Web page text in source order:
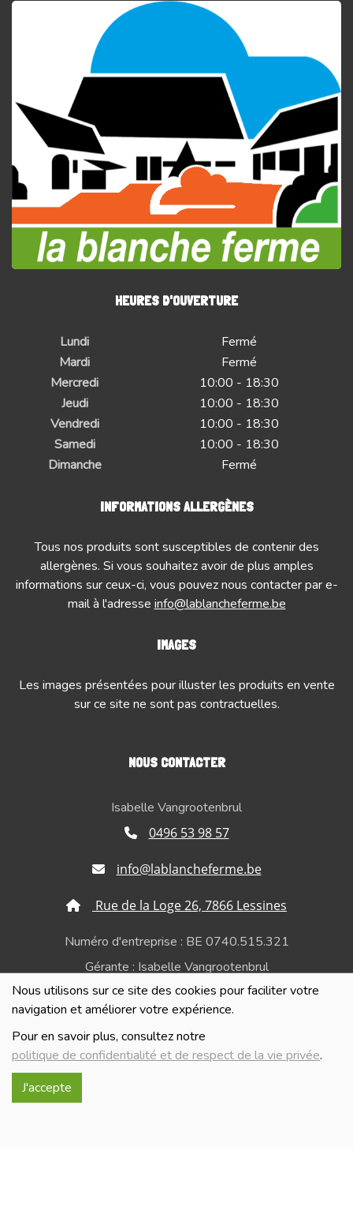
Nous utilisons sur ce site des cookies pour faciliter votre
navigation et améliorer votre expérience.
Pour en savoir plus, consultez notre
politique de confidentialité et de respect de la vie privée.
J'accepte
HEURES D'OUVERTURE
Lundi
Fermé
Mardi
Fermé
Mercredi
10:00 - 18:30
Jeudi
10:00 - 18:30
Vendredi
10:00 - 18:30
Samedi
10:00 - 18:30
Dimanche
Fermé
INFORMATIONS ALLERGÈNES
Tous nos produits sont susceptibles de contenir des
allergènes. Si vous souhaitez avoir de plus amples
informations sur ceux-ci, vous pouvez nous contacter par e-
mail à l'adresse info@lablancheferme.be
IMAGES
Les images présentées pour illuster les produits en vente
sur ce site ne sont pas contractuelles.
NOUS CONTACTER
Isabelle Vangrootenbrul
0496 53 98 57
info@lablancheferme.be
Rue de la Loge 26, 7866 Lessines
Numéro d'entreprise : BE 0740.515.321
Gérante : Isabelle Vangrootenbrul
Politique de confidentialité et de respect de la vie
privée